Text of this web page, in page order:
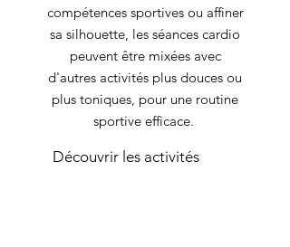
compétences sportives ou affiner
sa silhouette, les séances cardio
peuvent être mixées avec
d'autres activités plus douces ou
plus toniques, pour une routine
sportive efficace.
Découvrir les activités